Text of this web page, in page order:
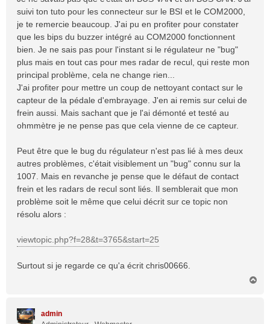
a
g
e
suivi ton tuto pour les connecteur sur le BSI et le COM2000,
je te remercie beaucoup. J'ai pu en profiter pour constater
que les bips du buzzer intégré au COM2000 fonctionnent
bien. Je ne sais pas pour l'instant si le régulateur ne "bug"
plus mais en tout cas pour mes radar de recul, qui reste mon
principal problème, cela ne change rien...
J'ai profiter pour mettre un coup de nettoyant contact sur le
capteur de la pédale d'embrayage. J'en ai remis sur celui de
frein aussi. Mais sachant que je l'ai démonté et testé au
ohmmètre je ne pense pas que cela vienne de ce capteur.
Peut être que le bug du régulateur n'est pas lié à mes deux
autres problèmes, c'était visiblement un "bug" connu sur la
1007. Mais en revanche je pense que le défaut de contact
frein et les radars de recul sont liés. Il semblerait que mon
problème soit le même que celui décrit sur ce topic non
résolu alors :
viewtopic.php?f=28&t=3765&start=25
Surtout si je regarde ce qu'a écrit chris00666.
admin